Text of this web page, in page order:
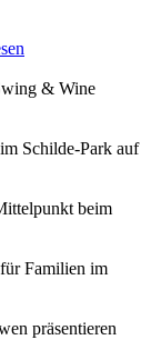
& Wine
Schilde-Park auf
beim
Familien im
präsentieren